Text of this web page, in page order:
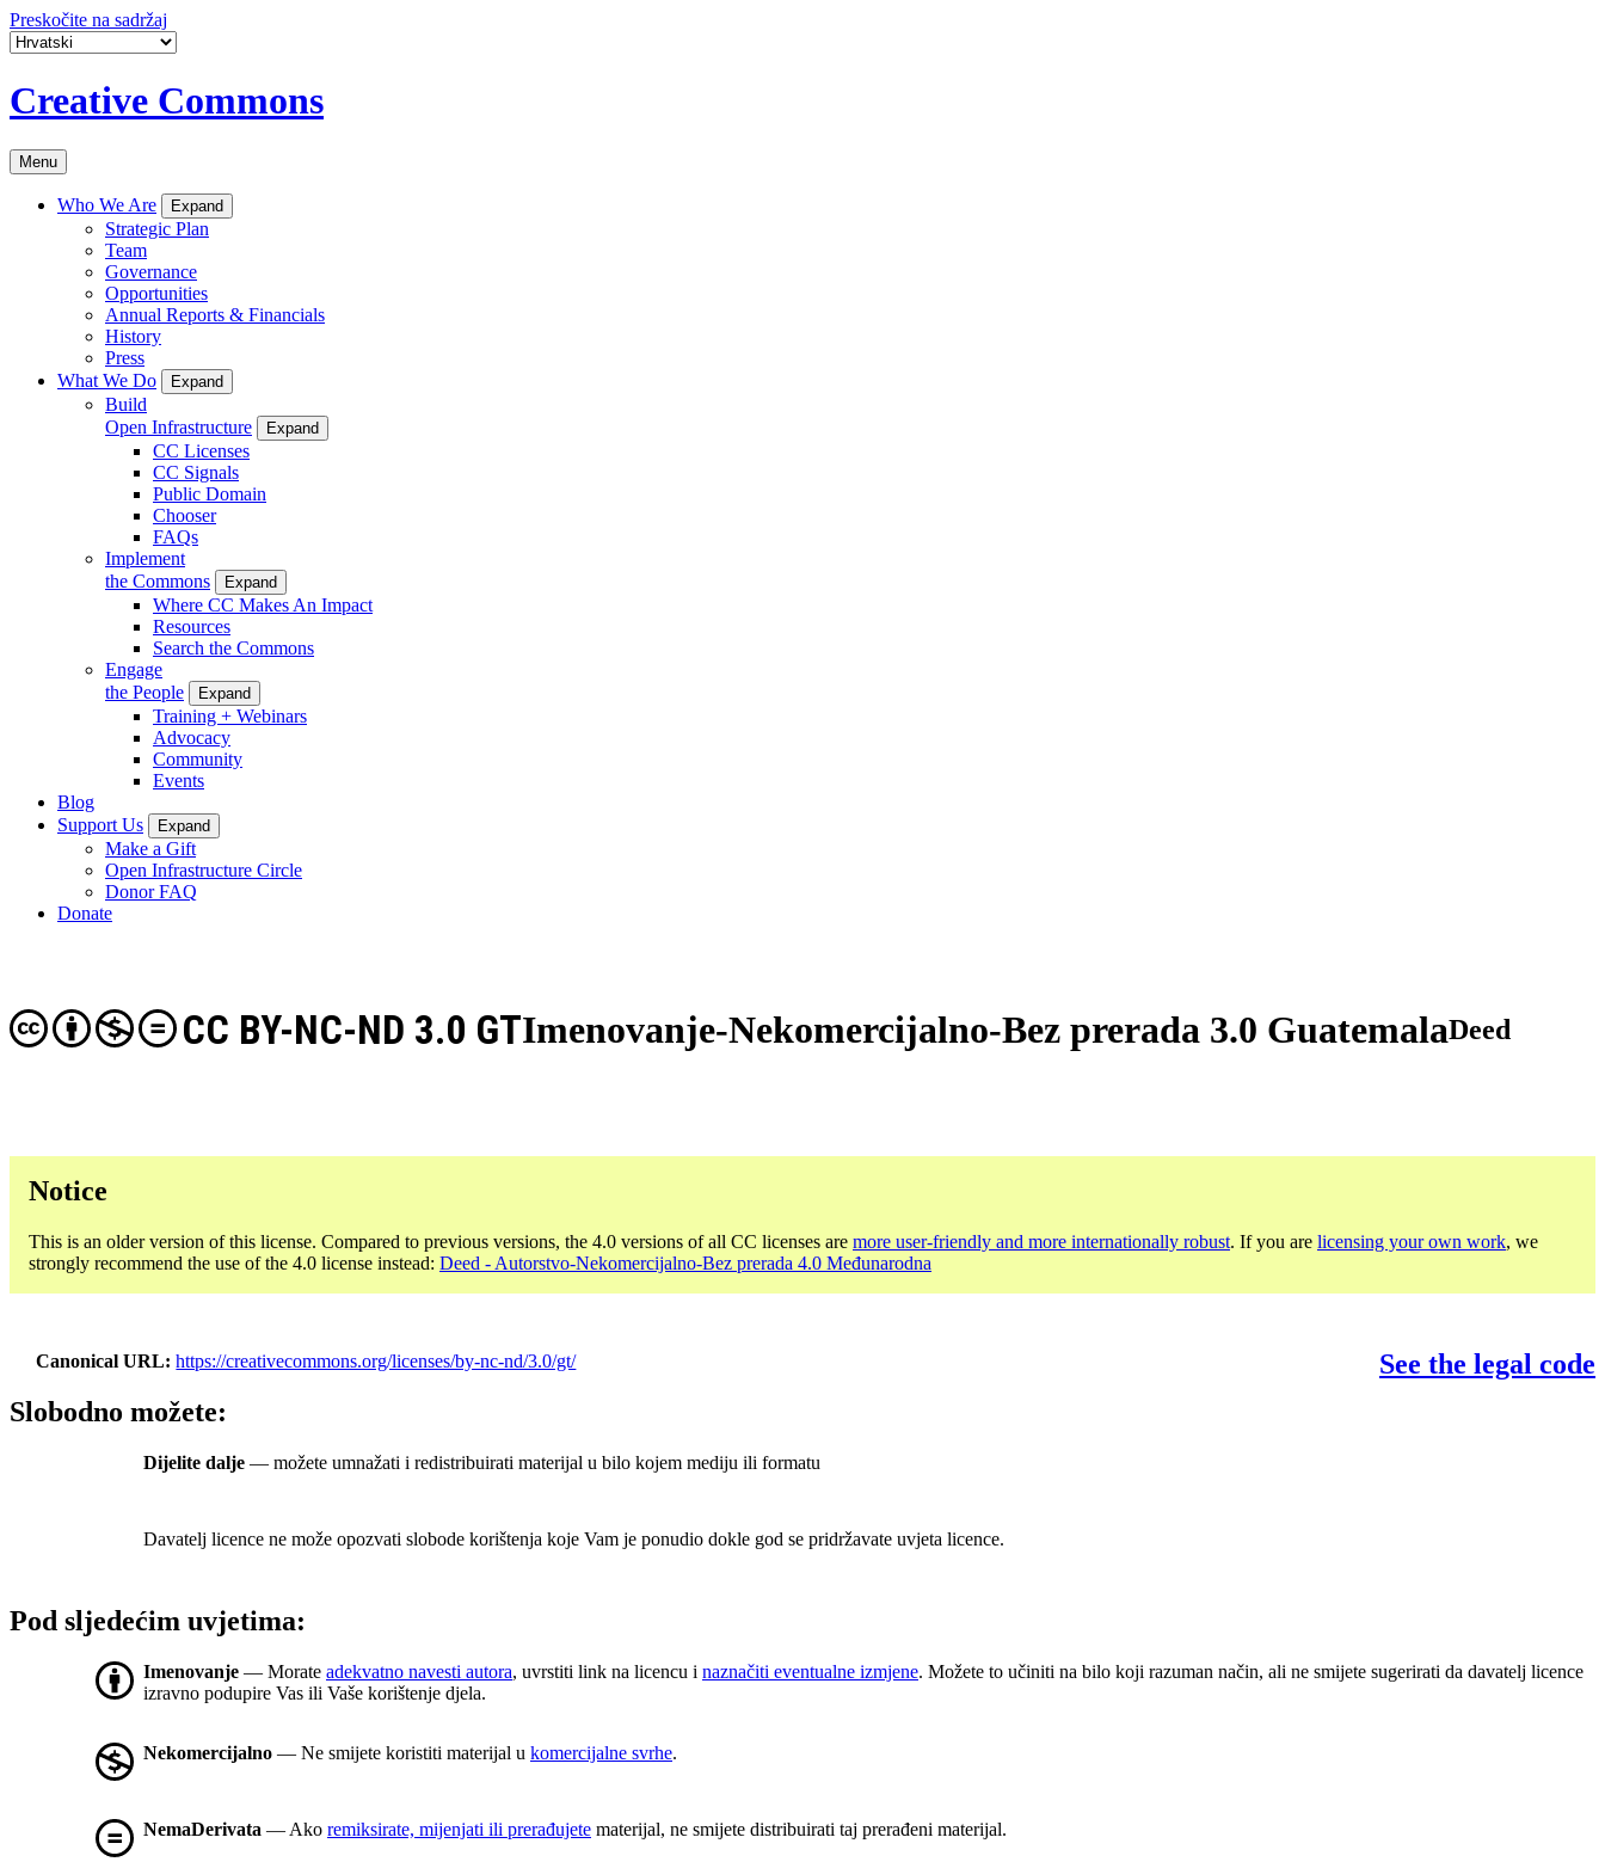
Preskočite na sadržaj
Creative Commons
Menu
Who We Are Expand
Strategic Plan
Team
Governance
Opportunities
Annual Reports & Financials
History
Press
What We Do
Expand
Build
Open Infrastructure
Expand
CC Licenses
CC Signals
Public Domain
Chooser
FAQs
Implement
the Commons
Expand
Where CC Makes An Impact
Resources
Search the Commons
Engage
the People
Expand
Training + Webinars
Advocacy
Community
Events
Blog
Support Us
Expand
Make a Gift
Open Infrastructure Circle
Donor FAQ
Donate
Imenovanje-Nekomercijalno-Bez prerada 3.0 Guatemala
CC BY-NC-ND 3.0 GT Deed
Notice
This is an older version of this license. Compared to previous versions, the 4.0 versions of all CC licenses are more user-friendly and more internationally robust. If you are licensing your own work, we
strongly recommend the use of the 4.0 license instead: Deed - Autorstvo-Nekomercijalno-Bez prerada 4.0 Međunarodna
Canonical URL https://creativecommons.org/licenses/by-nc-nd/3.0/gt/
See the legal code
Slobodno možete:
Dijelite dalje — možete umnažati i redistribuirati materijal u bilo kojem mediju ili formatu
Davatelj licence ne može opozvati slobode korištenja koje Vam je ponudio dokle god se pridržavate uvjeta licence.
Pod sljedećim uvjetima:
Imenovanje — Morate adekvatno navesti autora, uvrstiti link na licencu i naznačiti eventualne izmjene. Možete to učiniti na bilo koji razuman način, ali ne smijete sugerirati da davatelj licence
izravno podupire Vas ili Vaše korištenje djela.
Nekomercijalno — Ne smijete koristiti materijal u komercijalne svrhe.
NemaDerivata — Ako remiksirate, mijenjati ili prerađujete materijal, ne smijete distribuirati taj prerađeni materijal.